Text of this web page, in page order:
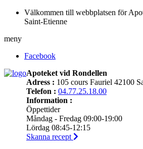
Välkommen till webbplatsen för
Saint-Etienne
meny
Facebook
Apoteket vid Rondellen
Adress : 105 cours Fauriel 42100
Telefon : 04.77.25.18.00
Information :
Öppettider
Måndag - Fredag 09:00-19:00
Lördag 08:45-12:15
Skanna recept